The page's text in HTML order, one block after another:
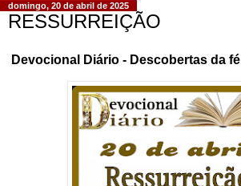
domingo, 20 de abril de 2025
RESSURREIÇÃO
Devocional Diário - Descobertas da fé